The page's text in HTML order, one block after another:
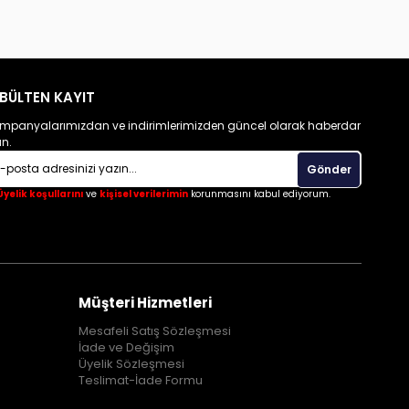
KAYIT
ve indirimlerimizden güncel olarak haberdar
Gönder
koşullarınıve kişisel verileriminkorunmasını kabul ediyorum.
Müşteri Hizmetleri
Mesafeli Satış Sözleşmesi
İade ve Değişim
Üyelik Sözleşmesi
Teslimat-İade Formu